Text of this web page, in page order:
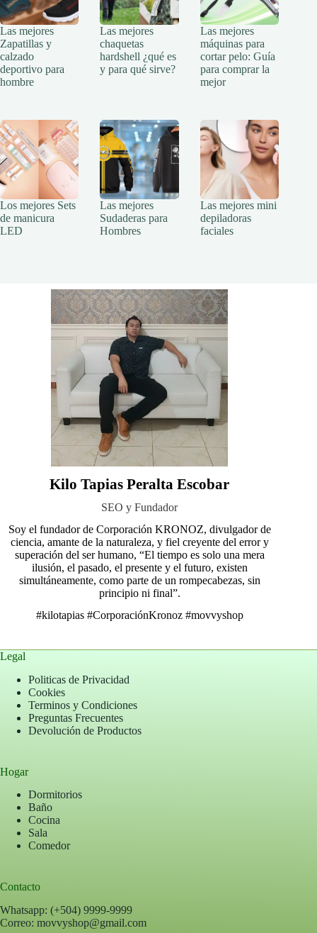
Las mejores
Zapatillas y
calzado
deportivo para
hombre
Las mejores
chaquetas
hardshell ¿qué es
y para qué sirve?
Las mejores
máquinas para
cortar pelo: Guía
para comprar la
mejor
Los mejores Sets
de manicura
LED
Las mejores
Sudaderas para
Hombres
Las mejores mini
depiladoras
faciales
Kilo Tapias Peralta Escobar
SEO y Fundador
Soy el fundador de Corporación KRONOZ, divulgador de
ciencia, amante de la naturaleza, y fiel creyente del error y
superación del ser humano, “El tiempo es solo una mera
ilusión, el pasado, el presente y el futuro, existen
simultáneamente, como parte de un rompecabezas, sin
principio ni final”.
#kilotapias #CorporaciónKronoz #movvyshop
Legal
Politicas de Privacidad
Cookies
Terminos y Condiciones
Preguntas Frecuentes
Devolución de Productos
Hogar
Dormitorios
Baño
Cocina
Sala
Comedor
Contacto
Whatsapp: (+504) 9999-9999
Correo: movvyshop@gmail.com